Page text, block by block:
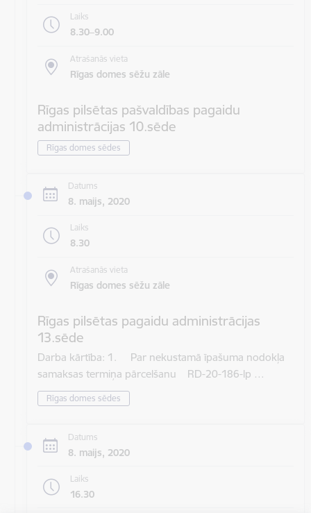
Laiks
8.30–9.00
Atrašanās vieta
Rīgas domes sēžu zāle
Rīgas pilsētas pašvaldības pagaidu
administrācijas 10.sēde
Rīgas domes sēdes
Datums
8. maijs, 2020
Laiks
8.30
Atrašanās vieta
Rīgas domes sēžu zāle
Rīgas pilsētas pagaidu administrācijas
13.sēde
Darba kārtība: 1. Par nekustamā īpašuma nodokļa
samaksas termiņa pārcelšanu RD-20-186-lp …
Rīgas domes sēdes
Datums
8. maijs, 2020
Laiks
16.30